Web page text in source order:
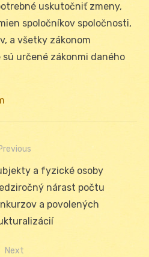
uskutočniť zmeny,
spoločníkov spoločnosti,
a všetky zákonom
určené zákonmi daného
a fyzické osoby
nárast počtu
a povolených
Next